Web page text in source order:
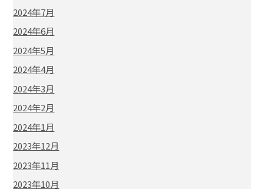
2024年7月
2024年6月
2024年5月
2024年4月
2024年3月
2024年2月
2024年1月
2023年12月
2023年11月
2023年10月